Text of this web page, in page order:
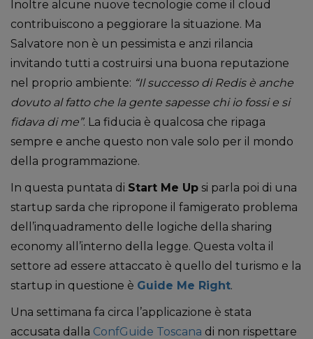
Inoltre alcune nuove tecnologie come il cloud
contribuiscono a peggiorare la situazione. Ma
Salvatore non è un pessimista e anzi rilancia
invitando tutti a costruirsi una buona reputazione
nel proprio ambiente: “Il successo di Redis è anche
dovuto al fatto che la gente sapesse chi io fossi e si
fidava di me”. La fiducia è qualcosa che ripaga
sempre e anche questo non vale solo per il mondo
della programmazione.
In questa puntata di Start Me Up si parla poi di una
startup sarda che ripropone il famigerato problema
dell’inquadramento delle logiche della sharing
economy all’interno della legge. Questa volta il
settore ad essere attaccato è quello del turismo e la
startup in questione è Guide Me Right.
Una settimana fa circa l’applicazione è stata
accusata dalla ConfGuide Toscana di non rispettare